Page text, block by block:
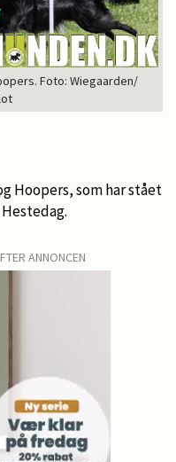
Foto: Wiegaarden/
Hoopers, som har stået
ANNONCEN